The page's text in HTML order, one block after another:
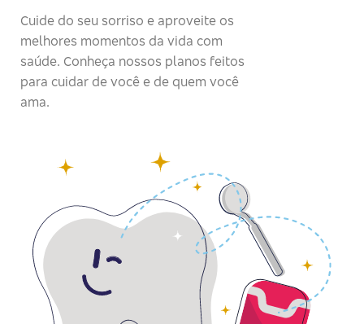
Cuide do seu sorriso e aproveite os
melhores momentos da vida com
saúde. Conheça nossos planos feitos
para cuidar de você e de quem você
ama.